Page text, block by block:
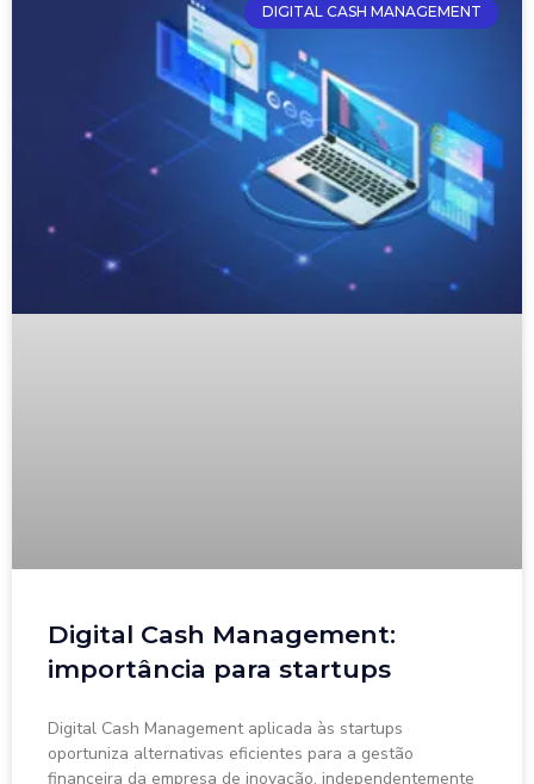
DIGITAL CASH MANAGEMENT
Digital Cash Management:
importância para startups
Digital Cash Management aplicada às startups
oportuniza alternativas eficientes para a gestão
financeira da empresa de inovação, independentemente